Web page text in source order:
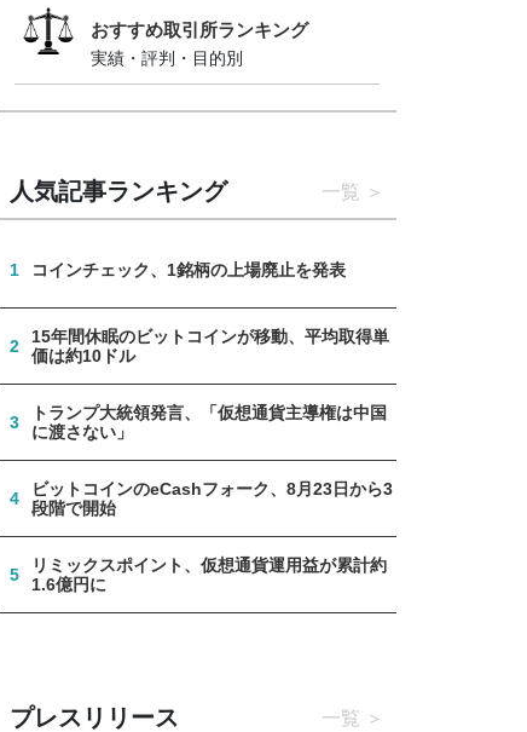
おすすめ取引所ランキング
実績・評判・目的別
人気記事ランキング 一覧
1 コインチェック、1銘柄の上場廃止を発表
2
15年間休眠のビットコインが移動、平均取得単
価は約10ドル
3
トランプ大統領発言、「仮想通貨主導権は中国
に渡さない」
4
ビットコインのeCashフォーク、8月23日から3
段階で開始
5
リミックスポイント、仮想通貨運用益が累計約
1.6億円に
プレスリリース 一覧